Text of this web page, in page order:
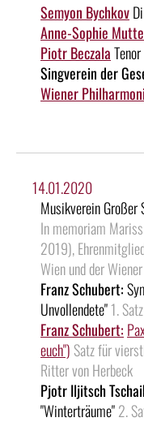
Semyon Bychkov
Anne-Sophie
Piotr BeczalaTenor
Singverein der
Wiener
14.01.2020
Musikverein Großer
In memoriam
2019),
Wien und der
Franz Schubert:
Unvollendete"1.
Franz Schubert:
euch") Satz für
Ritter von Herbeck
Pjotr Iljitsch
"Winterträume"2.